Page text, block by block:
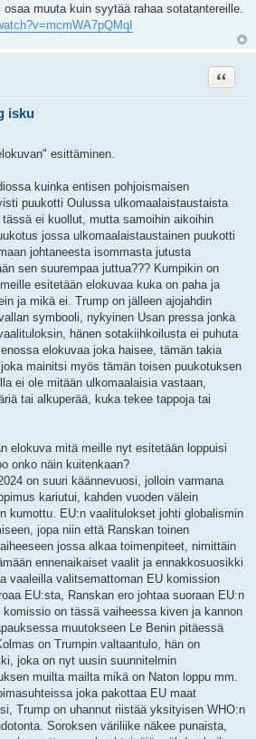
muuta kuin syytää rahaa sotatantereille.
isku
Lainaa
esittäminen.
kuinka entisen pohjoismaisen
puukotti Oulussa ulkomaalaistaustaista
ei kuollut, mutta samoihin aikoihin
jossa ulkomaalaistaustainen puukotti
johtaneesta isommasta jutusta
sen suurempaa juttua??? Kumpikin on
esitetään elokuvaa kuka on paha ja
ja mikä ei. Trump on jälleen ajojahdin
symbooli, nykyinen Usan pressa jonka
hänen sotakiihkoilusta ei puhuta
elokuvaa joka haisee, tämän takia
mainitsi myös tämän toisen puukotuksen
ei ole mitään ulkomaalaisia vastaan,
tai alkuperää, kuka tekee tappoja tai
elokuva mitä meille nyt esitetään loppuisi
onko näin kuitenkaan?
on suuri käännevuosi, jolloin varmana
kariutui, kahden vuoden välein
kumottu. EU:n vaalitulokset johti globalismin
jopa niin että Ranskan toinen
jossa alkaa toimenpiteet, nimittäin
ennenaikaiset vaalit ja ennakkosuosikki
vaaleilla valitsemattoman EU komission
EU:sta, Ranskan ero johtaa suoraan EU:n
on tässä vaiheessa kiven ja kannon
muutokseen Le Benin pitäessä
on Trumpin valtaantulo, hän on
joka on nyt uusin suunnitelmin
muilta mailta mikä on Naton loppu mm.
joka pakottaa EU maat
Trump on uhannut riistää yksityisen WHO:n
Soroksen väriliike näkee punaista,